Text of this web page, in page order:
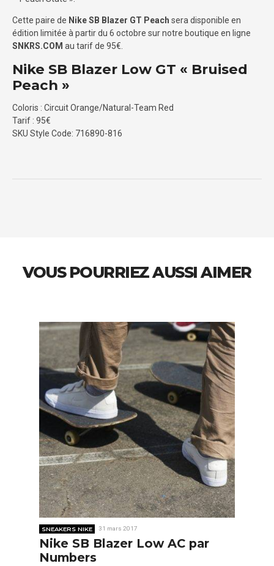
Cette paire de Nike SB Blazer GT Peach sera disponible en
édition limitée à partir du 6 octobre sur notre boutique en ligne
SNKRS.COM au tarif de 95€.
Nike SB Blazer Low GT « Bruised
Peach »
Coloris : Circuit Orange/Natural-Team Red
Tarif : 95€
SKU Style Code: 716890-816
VOUS POURRIEZ AUSSI AIMER
SNEAKERS NIKE 31 mars 2017
Nike SB Blazer Low AC par
Numbers